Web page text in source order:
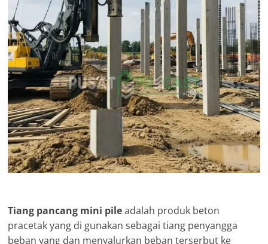
Tiang pancang mini pileadalah produk beton
pracetak yang di gunakan sebagai tiang penyangga
beban yang dan menyalurkan beban terserbut ke